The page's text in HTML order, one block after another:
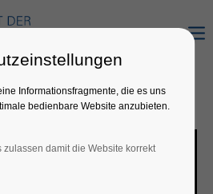
Informationsfragmente, die es uns
bedienbare Website anzubieten.
zulassen damit die Website korrekt